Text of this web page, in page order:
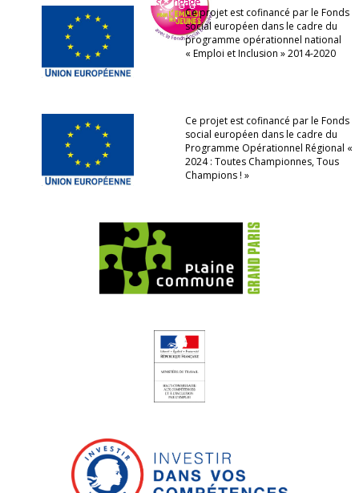
Ce projet est cofinancé par le Fonds
social européen dans le cadre du
programme opérationnel national
« Emploi et Inclusion » 2014-2020
Ce projet est cofinancé par le Fonds
social européen dans le cadre du
Programme Opérationnel Régional «
2024 : Toutes Championnes, Tous
Champions ! »